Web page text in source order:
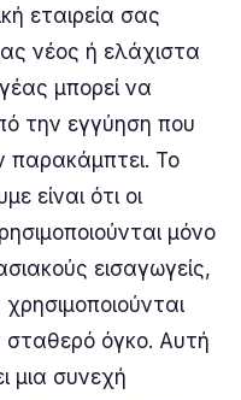
εταιρεία σας
νέος ή ελάχιστα
μπορεί να
την εγγύηση που
παρακάμπτει. Το
είναι ότι οι
μόνο
εισαγωγείς,
χρησιμοποιούνται
σταθερό όγκο. Αυτή
μια συνεχή